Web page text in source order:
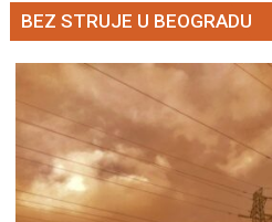
BEZ STRUJE U BEOGRADU